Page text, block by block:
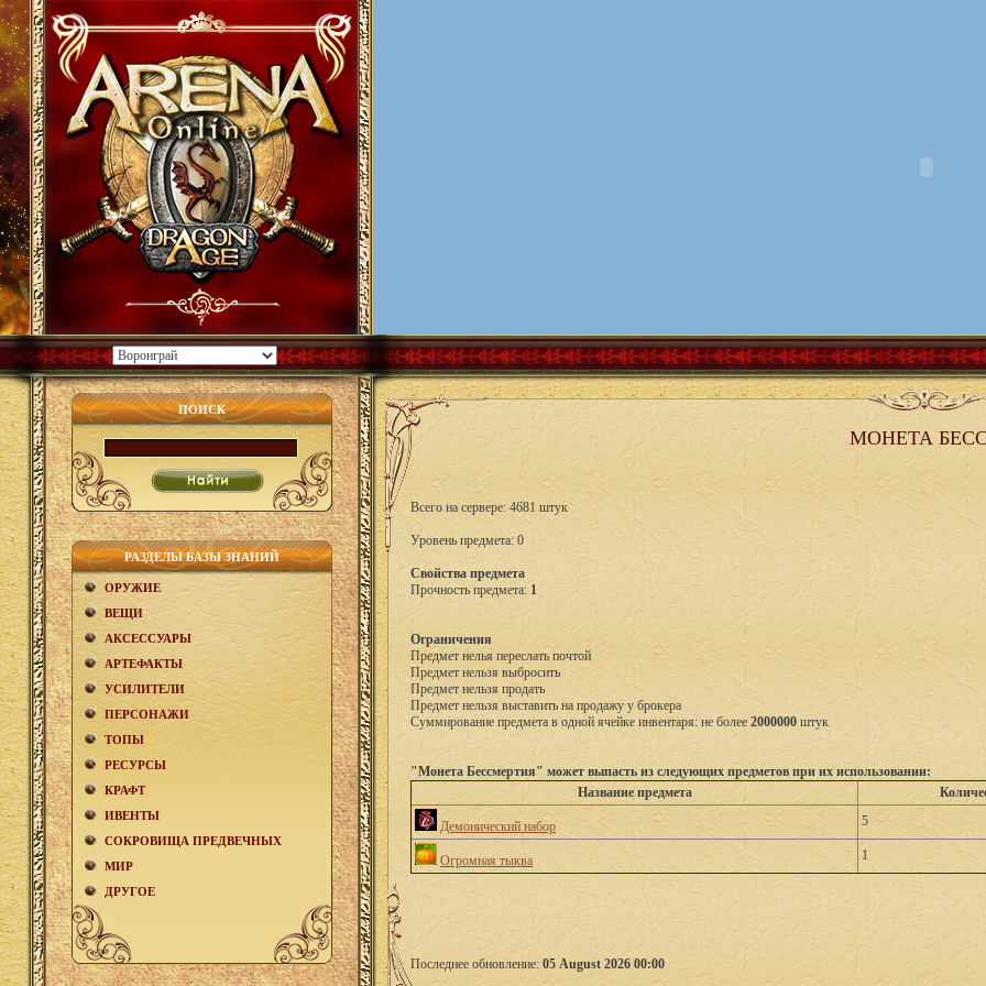
ПОИСК
РАЗДЕЛЫ БАЗЫ ЗНАНИЙ
ОРУЖИЕ
ВЕЩИ
АКCЕСCУАРЫ
АРТЕФАКТЫ
УСИЛИТЕЛИ
ПЕРСОНАЖИ
ТОПЫ
РЕСУРСЫ
КРАФТ
ИВЕНТЫ
СОКРОВИЩА ПРЕДВЕЧНЫХ
МИР
ДРУГОЕ
МОНЕТА
Всего на сервере: 4681 штук
Уровень предмета: 0
Свойства предмета
Прочность предмета: 1
Ограничения
Предмет нелья переслать почтой
Предмет нельзя выбросить
Предмет нельзя продать
Предмет нельзя выставить на продажу у брокера
Суммирование предмета в одной ячейке инвентаря: не более 2000000 штук
"Монета Бессмертия" может выпасть из следующих предметов при их использовании:
Название предмета
Демонический набор 5
Огромная тыква 1
Последнее обновление: 05 August 2026 00:00